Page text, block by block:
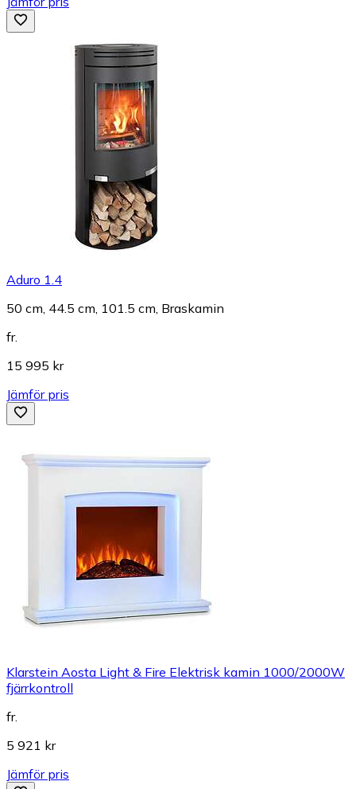
Aduro 1.4
50 cm, 44.5 cm, 101.5 cm, Braskamin
fr.
15 995 kr
Jämför pris
Klarstein Aosta Light & Fire Elektrisk kamin 1000/2000W
fjärrkontroll
fr.
5 921 kr
Jämför pris